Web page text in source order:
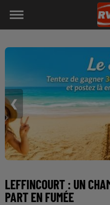
❮
LEFFINCOURT : UN
PART EN FUMÉE